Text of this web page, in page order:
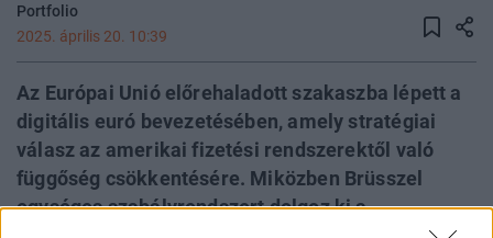
Portfolio
2025. április 20. 10:39
Az Európai Unió előrehaladott szakaszba lépett a
digitális euró bevezetésében, amely stratégiai
válasz az amerikai fizetési rendszerektől való
függőség csökkentésére. Miközben Brüsszel
egységes szabályrendszert dolgoz ki a